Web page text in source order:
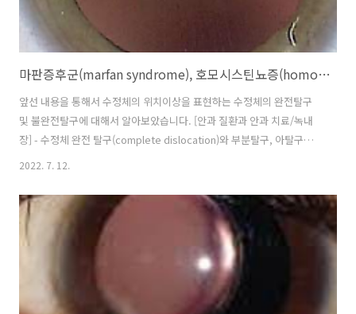
마판증후군(marfan syndrome), 호모시스틴뇨증(homocystinuria)과 수정체 탈구, 수정체 이탈
앞선 내용을 통해서 수정체의 위치이상을 표현하는 수정체의 완전탈구
및 불완전탈구에 대해서 알아보았습니다. [안과 질환과 안과 치료/녹내
장] - 수정체 완전 탈구(complete dislocation)와 부분탈구, 아탈구
(subluxation) 원인 종류 완전탈구(dislocation)는 수정체가 제위체에
고, 불완전탈구(subluxation)이란 수정체가 후방에 위치하고 있으나, 중
심이 이탈(decenter)되거나 기울어진 경우(tilt)를 말합니다. 이러한 수
정체의 위치 이상을 일으킬수 있는 질환들 중에서 독특한 질환 들이 바로
마판증후군과 호모시스틴뇨증입니다. 1. 마판증후군, 마르팡증후군 마
판증후군은 대부분 상염색체 우성유전을 하며..
2022. 7. 12.